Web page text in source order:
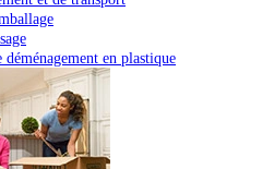
en plastique